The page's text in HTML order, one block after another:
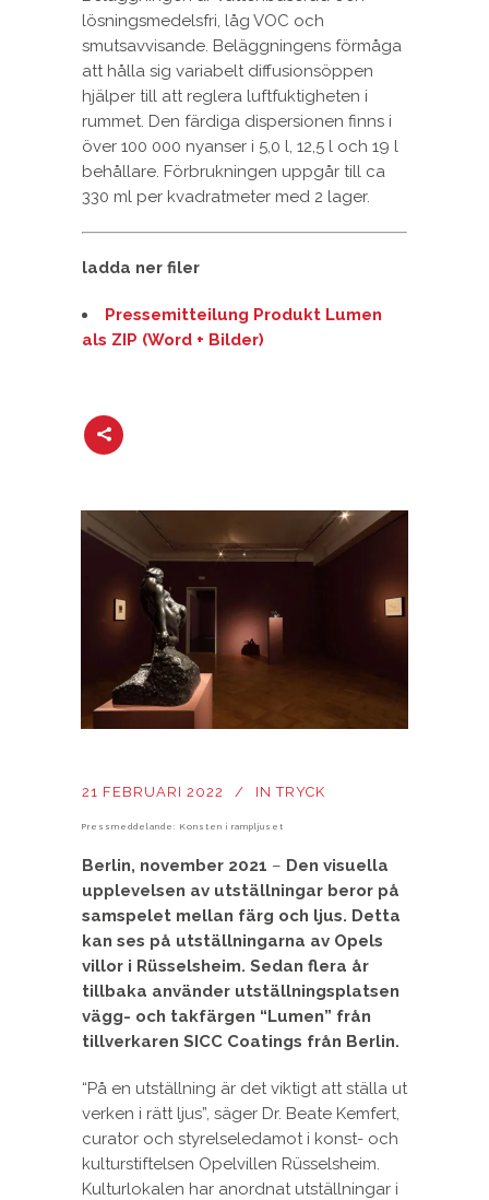
lösningsmedelsfri, låg VOC och
smutsavvisande. Beläggningens förmåga
att hålla sig variabelt diffusionsöppen
hjälper till att reglera luftfuktigheten i
rummet. Den färdiga dispersionen finns i
över 100 000 nyanser i 5,0 l, 12,5 l och 19 l
behållare. Förbrukningen uppgår till ca
330 ml per kvadratmeter med 2 lager.
ladda ner filer
Pressemitteilung Produkt Lumen
als ZIP (Word + Bilder)
21 FEBRUARI 2022 IN TRYCK
Pressmeddelande: Konsten i rampljuset
Berlin, november 2021 – Den visuella
upplevelsen av utställningar beror på
samspelet mellan färg och ljus. Detta
kan ses på utställningarna av Opels
villor i Rüsselsheim. Sedan flera år
tillbaka använder utställningsplatsen
vägg- och takfärgen “Lumen” från
tillverkaren SICC Coatings från Berlin.
“På en utställning är det viktigt att ställa ut
verken i rätt ljus”, säger Dr. Beate Kemfert,
curator och styrelseledamot i konst- och
kulturstiftelsen Opelvillen Rüsselsheim.
Kulturlokalen har anordnat utställningar i